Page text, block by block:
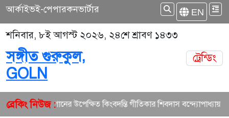
আর্কাইভই-পেপারকনভার্টার EN
শনিবার, ৮ই আগস্ট ২০২৬, ২৪শে শ্রাবণ ১৪৩৩
সঙ্গীত গুরুকুল,
GOLN
ট্রেন্ডিং
ব্রেকিং নিউজ :
বাংলা গানের উপেক্ষিত কিংবদন্তি গীতিকার শিবদাস বন্দ্যোপাধ্যায়